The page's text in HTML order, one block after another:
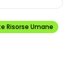
Risorse Umane